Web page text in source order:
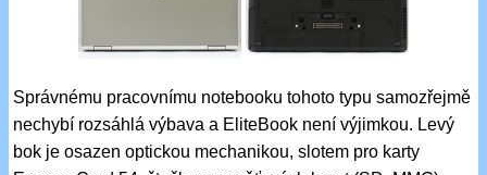
Správnému pracovnímu notebooku tohoto typu samozřejmě
nechybí rozsáhlá výbava a EliteBook není výjimkou. Levý
bok je osazen optickou mechanikou, slotem pro karty